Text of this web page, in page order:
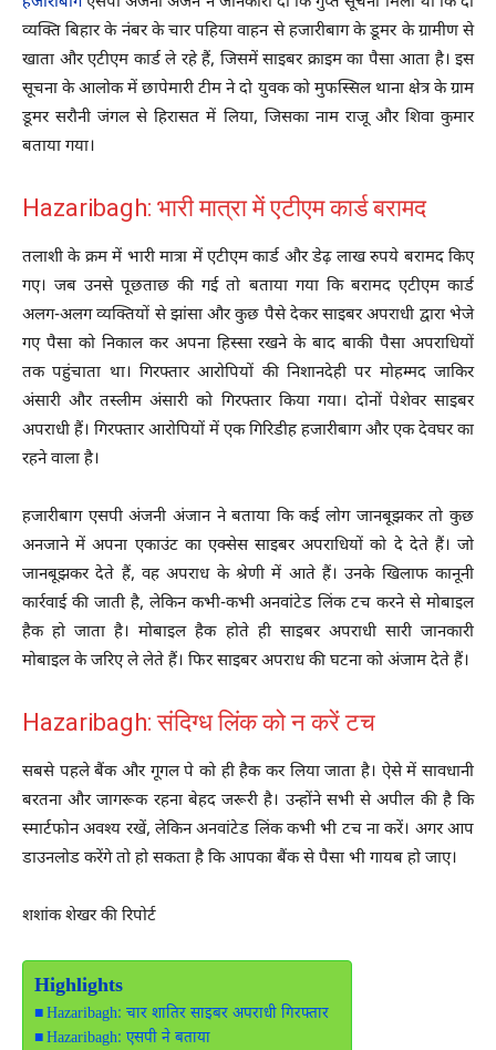
व्यक्ति बिहार के नंबर के चार पहिया वाहन से हजारीबाग के डूमर के ग्रामीण से
खाता और एटीएम कार्ड ले रहे हैं, जिसमें साइबर क्राइम का पैसा आता है। इस
सूचना के आलोक में छापेमारी टीम ने दो युवक को मुफस्सिल थाना क्षेत्र के ग्राम
डूमर सरौनी जंगल से हिरासत में लिया, जिसका नाम राजू और शिवा कुमार
बताया गया।
Hazaribagh: भारी मात्रा में एटीएम कार्ड बरामद
तलाशी के क्रम में भारी मात्रा में एटीएम कार्ड और डेढ़ लाख रुपये बरामद किए
गए। जब उनसे पूछताछ की गई तो बताया गया कि बरामद एटीएम कार्ड
अलग-अलग व्यक्तियों से झांसा और कुछ पैसे देकर साइबर अपराधी द्वारा भेजे
गए पैसा को निकाल कर अपना हिस्सा रखने के बाद बाकी पैसा अपराधियों
तक पहुंचाता था। गिरफ्तार आरोपियों की निशानदेही पर मोहम्मद जाकिर
अंसारी और तस्लीम अंसारी को गिरफ्तार किया गया। दोनों पेशेवर साइबर
अपराधी हैं। गिरफ्तार आरोपियों में एक गिरिडीह हजारीबाग और एक देवघर का
रहने वाला है।
हजारीबाग एसपी अंजनी अंजान ने बताया कि कई लोग जानबूझकर तो कुछ
अनजाने में अपना एकाउंट का एक्सेस साइबर अपराधियों को दे देते हैं। जो
जानबूझकर देते हैं, वह अपराध के श्रेणी में आते हैं। उनके खिलाफ कानूनी
कार्रवाई की जाती है, लेकिन कभी-कभी अनवांटेड लिंक टच करने से मोबाइल
हैक हो जाता है। मोबाइल हैक होते ही साइबर अपराधी सारी जानकारी
मोबाइल के जरिए ले लेते हैं। फिर साइबर अपराध की घटना को अंजाम देते हैं।
Hazaribagh: संदिग्ध लिंक को न करें टच
सबसे पहले बैंक और गूगल पे को ही हैक कर लिया जाता है। ऐसे में सावधानी
बरतना और जागरूक रहना बेहद जरूरी है। उन्होंने सभी से अपील की है कि
स्मार्टफोन अवश्य रखें, लेकिन अनवांटेड लिंक कभी भी टच ना करें। अगर आप
डाउनलोड करेंगे तो हो सकता है कि आपका बैंक से पैसा भी गायब हो जाए।
शशांक शेखर की रिपोर्ट
Highlights
Hazaribagh: चार शातिर साइबर अपराधी गिरफ्तार
Hazaribagh: एसपी ने बताया